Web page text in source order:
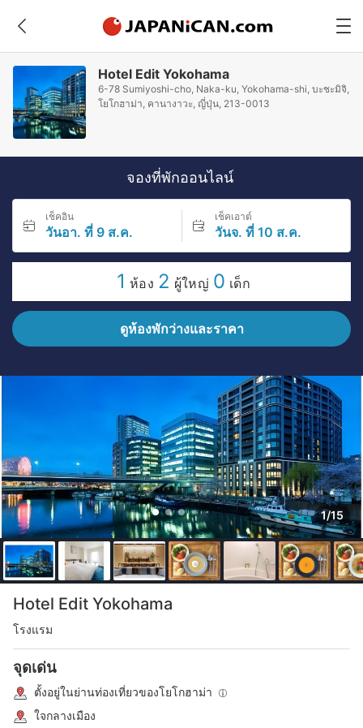
Hotel Edit Yokohama
6-78 Sumiyoshi-cho, Naka-ku, Yokohama-shi, บะชะมิจิ,
โยโกฮาม่า, คานางาวะ, ญี่ปุ่น, 213-0013
จองที่พักออนไลน์
เช็คอิน
วันอา. ที่ 9 ส.ค.
เช็คเอาต์
วันจ. ที่ 10 ส.ค.
1 ห้อง 2 ผู้ใหญ่ 0 เด็ก
ดูห้องพักว่างและราคา
1/15
Hotel Edit Yokohama
โรงแรม
จุดเด่น
ตั้งอยู่ในย่านท่องเที่ยวของโยโกฮาม่า
ใจกลางเมือง